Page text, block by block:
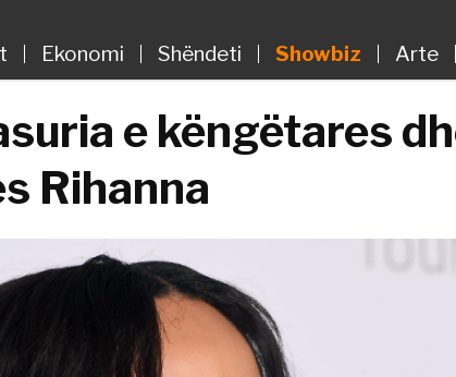
Ekonomi Shëndeti Showbiz Arte
e këngëtares
Rihanna